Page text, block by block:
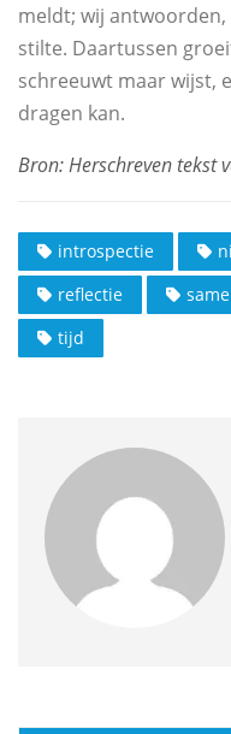
meldt; wij
stilte. Daartussen
schreeuwt maar wijst,
dragen kan.
introspectie
reflectie
tijd